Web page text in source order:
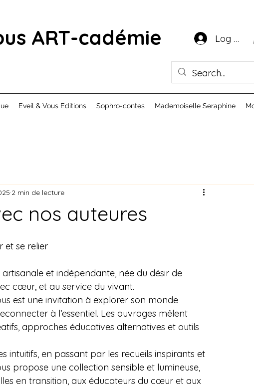
ART-cadémie Log In
Eveil & Vous Editions Sophro-contes Mademoiselle Seraphine
nos auteures
2 min de lecture
et se relier
artisanale et indépendante, née du désir de
cœur, et au service du vivant.
est une invitation à explorer son monde
à l’essentiel. Les ouvrages mêlent
approches éducatives alternatives et outils
intuitifs, en passant par les recueils inspirants et
propose une collection sensible et lumineuse,
en transition, aux éducateurs du cœur et aux